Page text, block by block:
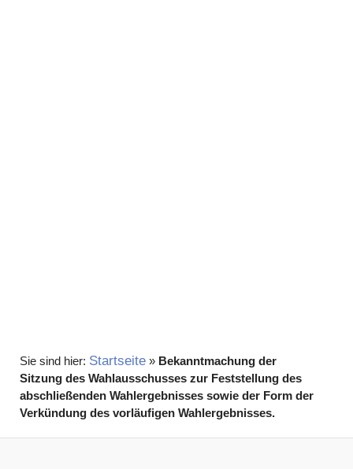
Startseite» Bekanntmachung der
Sitzung des Wahlausschusses zur Feststellung des
abschließenden Wahlergebnisses sowie der Form der
Verkündung des vorläufigen Wahlergebnisses.